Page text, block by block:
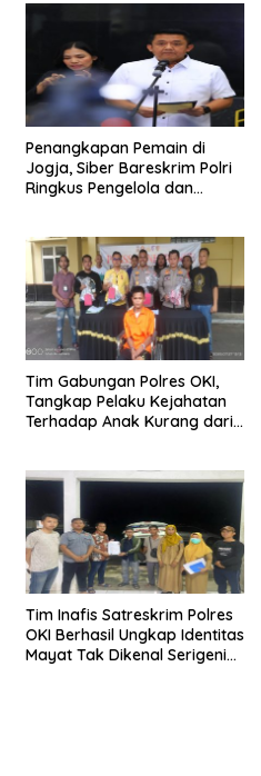
Penangkapan Pemain di
Jogja, Siber Bareskrim Polri
Ringkus Pengelola dan
Tim Gabungan Polres OKI,
Tangkap Pelaku Kejahatan
Terhadap Anak Kurang dari
Tim Inafis Satreskrim Polres
OKI Berhasil Ungkap Identitas
Mayat Tak Dikenal Serigeni